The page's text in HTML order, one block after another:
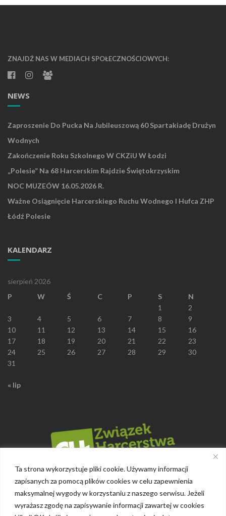
Ta strona wykorzystuje pliki cookie. Używamy informacji
zapisanych za pomocą plików cookies w celu zapewnienia
maksymalnej wygody w korzystaniu z naszego serwisu. Jeżeli
wyrażasz zgodę na zapisywanie informacji zawartej w cookies
ZNAJDŹ NAS W MEDIACH SPOŁECZNOŚCIOWYCH:
NEWS
Zaproszenie Do Pucka Na Jubileuszową 60 Spartakiadę Drużyn
Wodnych
Zakończenie Roku Szkolnego W CKZiU W Łodzi
„Polesie” Na 68 Harcerskim Rajdzie Świętokrzyskim
NOC MUZEÓW 16.05.2026 R.
Ważne Osiągnięcie Harcerskiego Ruchu Wodnego I Hufca ZHP
Łódź Polesie
KALENDARZ
sierpień 2026
P
W Ś C P S
N
1
2
3
4 5 6 7 8
9
10
11 12 13 14 15
16
17
18 19 20 21 22
23
24
25 26 27 28 29
30
31
« lip